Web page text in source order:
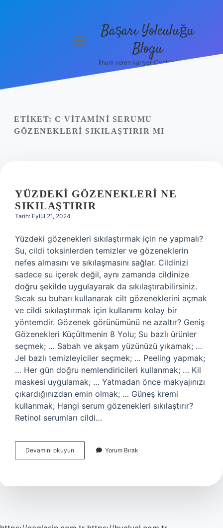
Yasal Uyarı
menüyüBaşarı Yolculuğu
Blogu
İlham veren kariyer tüyoları burada!
ETIKET: C VITAMINI SERUMU
GÖZENEKLERI SIKILAŞTIRIR MI
YÜZDEKI GÖZENEKLERI NE
SIKILAŞTIRIR
Tarih: Eylül 21, 2024
Yüzdeki gözenekleri sıkılaştırmak için ne yapmalı?
Su, cildi toksinlerden temizler ve gözeneklerin
nefes almasını ve sıkılaşmasını sağlar. Cildinizi
sadece su içerek değil, aynı zamanda cildinize
doğru şekilde uygulayarak da sıkılaştırabilirsiniz.
Sıcak su buharı kullanarak cilt gözeneklerini açmak
ve cildi sıkılaştırmak için kullanımı kolay bir
yöntemdir. Gözenek görünümünü ne azaltır? Geniş
Gözenekleri Küçültmenin 8 Yolu; Su bazlı ürünler
seçmek; … Sabah ve akşam yüzünüzü yıkamak; …
Jel bazlı temizleyiciler seçmek; … Peeling yapmak;
… Her gün doğru nemlendiricileri kullanmak; … Kil
maskesi uygulamak; … Yatmadan önce makyajınızı
çıkardığınızdan emin olmak; … Güneş kremi
kullanmak; Hangi serum gözenekleri sıkılaştırır?
Retinol serumları cildi…
Devamını okuyun Yüzdeki
Gözenekleri
Yorum Bırak